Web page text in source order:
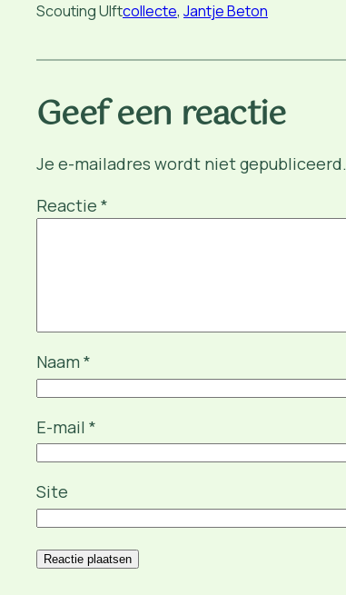
Scouting Ulftcollecte, Jantje Beton
Geef een reactie
Je e-mailadres wordt niet gepubliceerd.
Reactie *
Naam *
E-mail *
Site